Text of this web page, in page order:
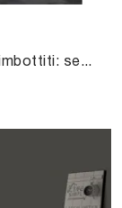
Clicca e ottieni informazioni sui Letti imbottiti: se desideri modelli matrimoniali moderni, il modello Milo Ring 14 Excò fa per te.